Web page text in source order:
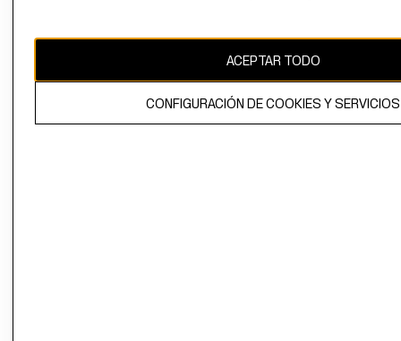
El contenido de esta página web está protegido por copyright y es
ACEPTAR TODO
CONFIGURACIÓN DE COOKIES Y SERVICIOS